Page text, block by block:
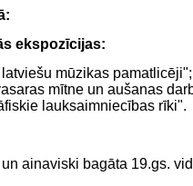
ekspozīcijas:
mūzikas pamatlicēji";
mītne un aušanas
lauksaimniecības rīki".
ainaviski bagāta 19.gs.